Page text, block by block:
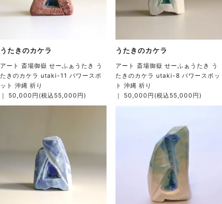
うたきのカケラ
アート 斎場御嶽 せーふぁうたき う
たきのカケラ utaki-11 パワースポ
ット 沖縄 祈り
｜ 50,000円(税込55,000円)
うたきのカケラ
アート 斎場御嶽 せーふぁうたき う
たきのカケラ utaki-8 パワースポッ
ト 沖縄 祈り
｜ 50,000円(税込55,000円)